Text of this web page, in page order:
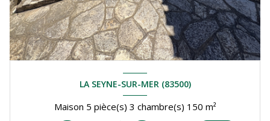
LA SEYNE-SUR-MER (83500)
Maison 5 pièce(s) 3 chambre(s) 150 m²